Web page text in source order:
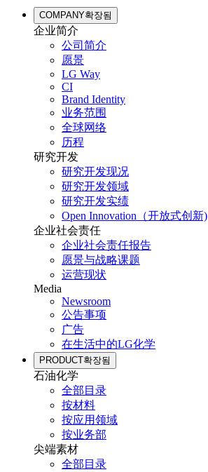
COMPANY확장됨
企业简介
公司简介
愿景
LG Way
CI
Brand Identity
业务范围
全球网络
历程
研究开发
研究开发现况
研究开发领域
研究开发实绩
Open Innovation（开放式创新)
企业社会责任
企业社会责任报告
愿景与战略课题
运营现状
Media
Newsroom
公告事项
广告
在生活中的LG化学
PRODUCT확장됨
石油化学
全部目录
按材料
按应用领域
按业务部
尖端素材
全部目录